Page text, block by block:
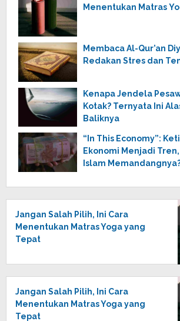
Menentukan Matras
Membaca Al-Qur’an
Redakan Stres dan
Kenapa Jendela
Kotak? Ternyata Ini
Baliknya
“In This Economy”:
Ekonomi Menjadi
Islam
Jangan Salah Pilih, Ini Cara
Menentukan Matras Yoga yang
Tepat
Jangan Salah Pilih, Ini Cara
Menentukan Matras Yoga yang
Tepat